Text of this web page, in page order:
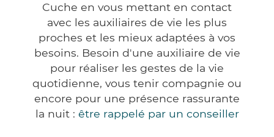
Cuche en vous mettant en contact
avec les auxiliaires de vie les plus
proches et les mieux adaptées à vos
besoins. Besoin d'une auxiliaire de vie
pour réaliser les gestes de la vie
quotidienne, vous tenir compagnie ou
encore pour une présence rassurante
la nuit : être rappelé par un conseiller